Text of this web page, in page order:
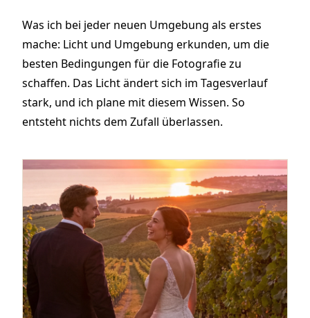
Was ich bei jeder neuen Umgebung als erstes
mache: Licht und Umgebung erkunden, um die
besten Bedingungen für die Fotografie zu
schaffen. Das Licht ändert sich im Tagesverlauf
stark, und ich plane mit diesem Wissen. So
entsteht nichts dem Zufall überlassen.